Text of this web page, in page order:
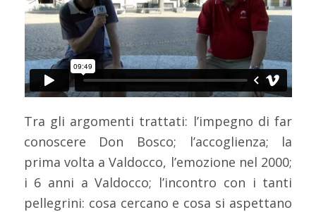
Tra gli argomenti trattati: l’impegno di far
conoscere Don Bosco; l’accoglienza; la
prima volta a Valdocco, l’emozione nel 2000;
i 6 anni a Valdocco; l’incontro con i tanti
pellegrini: cosa cercano e cosa si aspettano